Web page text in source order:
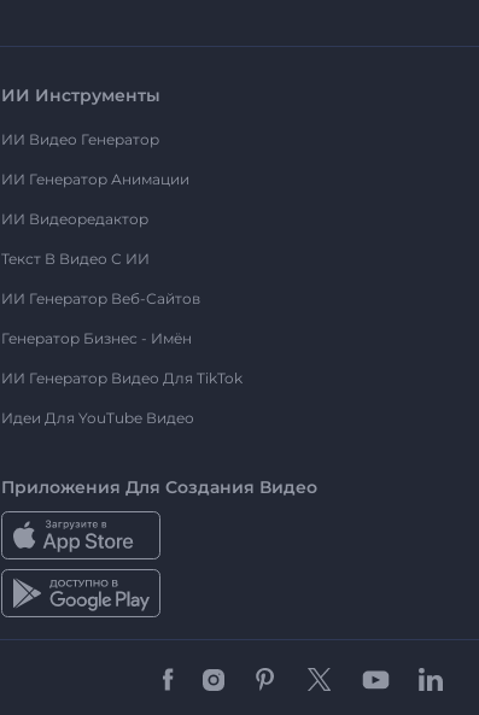
ИИ Инструменты
ИИ Видео Генератор
ИИ Генератор Анимации
ИИ Видеоредактор
Текст В Видео С ИИ
ИИ Генератор Веб-Сайтов
Генератор Бизнес - Имён
ИИ Генератор Видео Для TikTok
Идеи Для YouTube Видео
Приложения Для Создания Видео